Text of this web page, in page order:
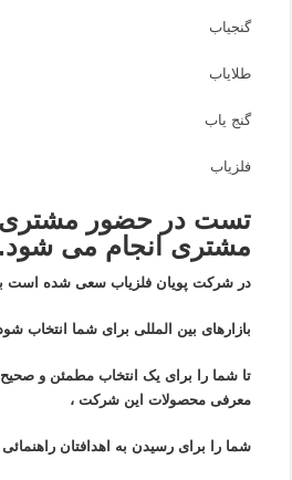
گنجیاب
طلایاب
گنج یاب
فلزیاب
تست در حضور
مشتری انجام می شود.
در شرکت پویان فلزیاب سعی شده است
بازار‌های بین المللی برای شما انتخاب
تا شما را برای یک انتخاب مطمئن و صحیح
معرفی محصولات این شرکت ،
شما را برای رسیدن به اهدافتان راهنمائی